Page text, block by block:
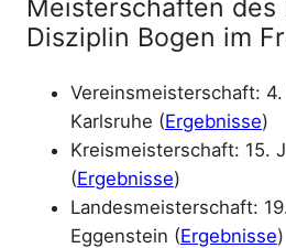
Meisterschaften des
Disziplin Bogen im
Vereinsmeisterschaft:
Karlsruhe (Ergebnisse)
Kreismeisterschaft: 15.
(Ergebnisse)
Landesmeisterschaft:
Eggenstein (Ergebnisse)